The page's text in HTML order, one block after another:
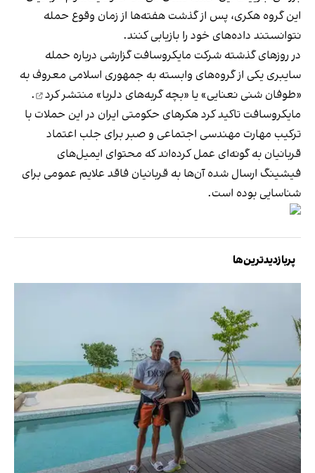
این گروه هکری، پس از گذشت هفته‌ها از زمان وقوع حمله
نتوانستند داده‌های خود را بازیابی کنند.
در روزهای گذشته شرکت مایکروسافت گزارشی درباره حمله
سایبری یکی از گروه‌های وابسته به جمهوری اسلامی معروف به
«طوفان شنی نعنایی» یا «بچه گربه‌های دلربا» منتشر کرد
.
مایکروسافت تاکید کرد هکرهای حکومتی ایران در این حملات با
ترکیب مهارت مهندسی اجتماعی و صبر برای جلب اعتماد
قربانیان به گونه‌ای عمل کرده‌اند که محتوای ایمیل‌های
فیشینگ ارسال شده آن‌ها به قربانیان فاقد علایم عمومی برای
شناسایی بوده است.
پربازدیدترین‌ها